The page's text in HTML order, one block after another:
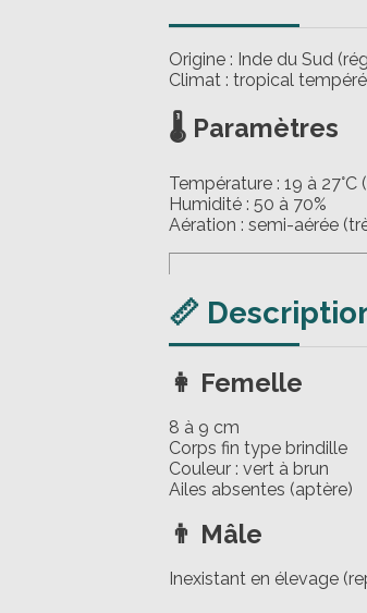
Origine : Inde du Sud
Climat : tropical tempéré
🌡️ Paramètres
Température : 19 à 27°C
Humidité : 50 à 70%
Aération : semi-aérée
📏
👩 Femelle
8 à 9 cm
Corps fin type brindille
Couleur : vert à brun
Ailes absentes (aptère)
👨 Mâle
Inexistant en élevage